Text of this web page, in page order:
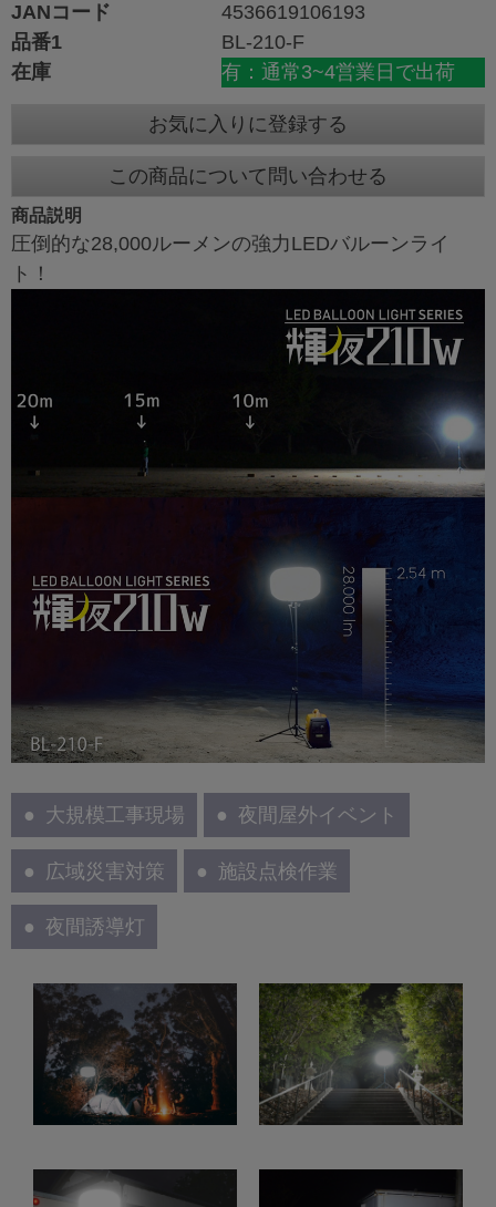
JANコード
4536619106193
品番1
BL-210-F
在庫
有：通常3~4営業日で出荷
お気に入りに登録する
この商品について問い合わせる
商品説明
圧倒的な28,000ルーメンの強力LEDバルーンライ
ト！
大規模工事現場 夜間屋外イベント
広域災害対策 施設点検作業
夜間誘導灯